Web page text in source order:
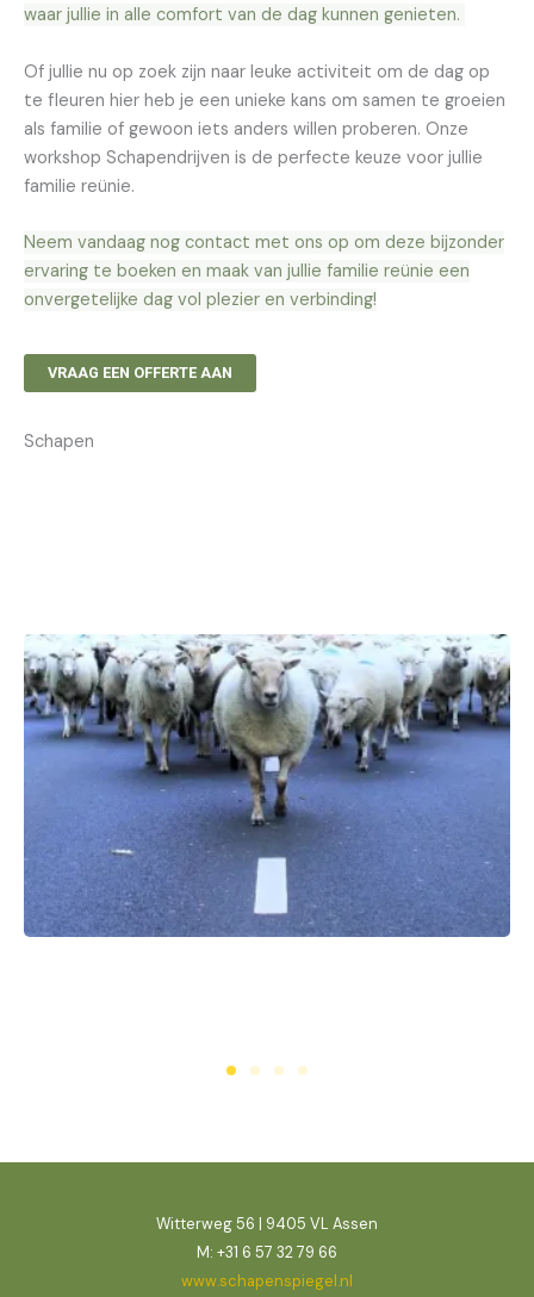
waar jullie in alle comfort van de dag kunnen genieten.
Of jullie nu op zoek zijn naar leuke activiteit om de dag op
te fleuren hier heb je een unieke kans om samen te groeien
als familie of gewoon iets anders willen proberen. Onze
workshop Schapendrijven is de perfecte keuze voor jullie
familie reünie.
Neem vandaag nog contact met ons op om deze bijzonder
ervaring te boeken en maak van jullie familie reünie een
onvergetelijke dag vol plezier en verbinding!
VRAAG EEN OFFERTE AAN
Schapen
Witterweg 56 | 9405 VL Assen
M: +31 6 57 32 79 66
www.schapenspiegel.nl